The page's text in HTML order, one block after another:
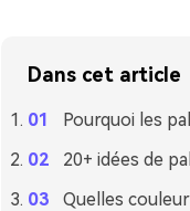
Dans cet article
Pourquoi les
20+ idées de
Quelles